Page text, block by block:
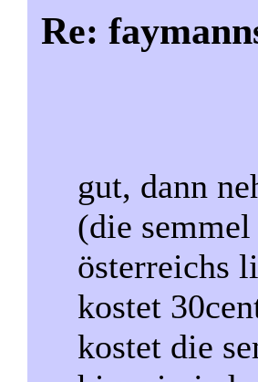
Re:
gut, dann
(die
österreichs
kostet
kostet die